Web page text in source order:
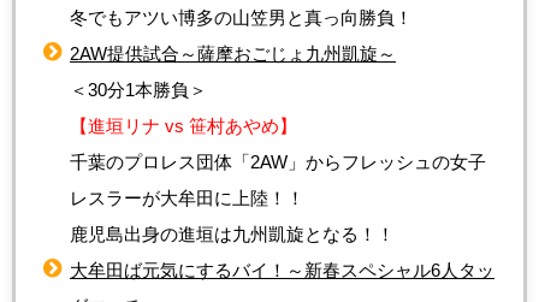
冬でもアツい博多の山笠男と真っ向勝負！
2AW提供試合～薩摩おごじょ九州凱旋～
＜30分1本勝負＞
【進垣リナ vs 笹村あやめ】
千葉のプロレス団体「2AW」からフレッシュの女子
レスラーが大牟田に上陸！！
鹿児島出身の進垣は九州凱旋となる！！
大牟田ば元気にするバイ！～新春スペシャル6人タッ